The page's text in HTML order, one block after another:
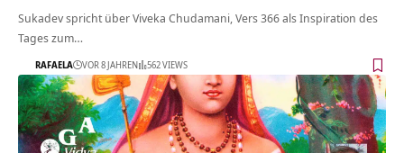
Sukadev spricht über Viveka Chudamani, Vers 366 als Inspiration des
Tages zum…
RAFAELA VOR 8 JAHREN 562 VIEWS